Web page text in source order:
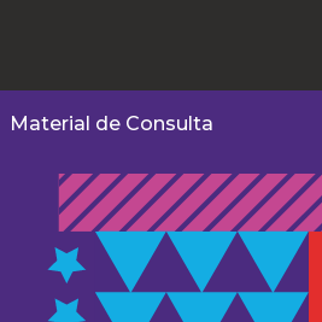
Material de Consulta